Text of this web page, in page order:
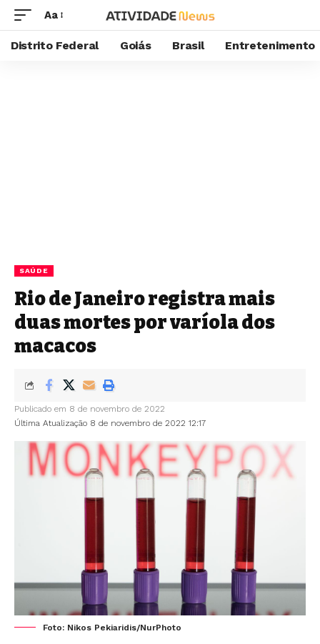
Aa
Distrito Federal Goiás Brasil Entretenimento
SAÚDE
Rio de Janeiro registra mais
duas mortes por varíola dos
macacos
Última Atualização 8 de novembro de 2022 12:17
Publicado em 8 de novembro de 2022
Foto: Nikos Pekiaridis/NurPhoto